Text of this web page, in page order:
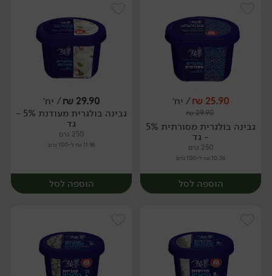
יח׳ יח׳
25.90
₪/ יח׳
29.90
₪
גבינה בולגרית מסורתית 5%
- גד
250 גרם
10.36 ₪ ל-100 גרם
הוספה לסל
29.90
₪/ יח׳
גבינה בולגרית מעודנת 5% -
גד
250 גרם
11.96 ₪ ל-100 גרם
הוספה לסל